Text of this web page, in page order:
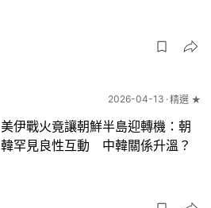
2026-04-13 精選 ★
美伊戰火竟讓朝鮮半島迎轉機：朝
韓罕見良性互動 中韓關係升溫？